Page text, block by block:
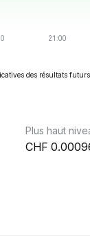
des résultats futurs.
Plus haut